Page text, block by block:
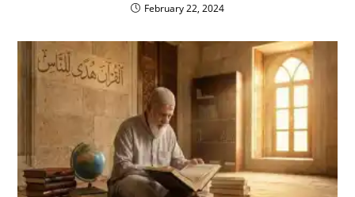
February 22, 2024